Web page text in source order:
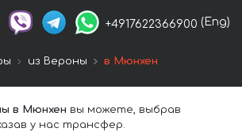
+4917622366900 (Eng)
из Вероны в Мюнхен
в Мюнхен вы можете, выбрав
у нас трансфер.